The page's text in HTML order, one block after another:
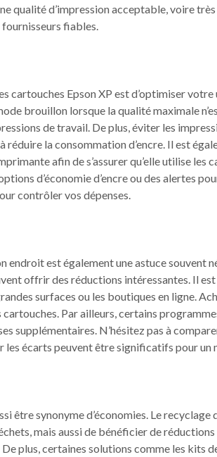
qualité d’impression acceptable, voire
fiables.
cartouches Epson XP est d’optimiser votre
brouillon lorsque la qualité maximale
de travail. De plus, éviter les
la consommation d’encre. Il est
afin de s’assurer qu’elle utilise les
d’économie d’encre ou des alertes
contrôler vos dépenses.
endroit est également une astuce souvent
offrir des réductions intéressantes. Il
surfaces ou les boutiques en ligne.
Par ailleurs, certains
supplémentaires. N’hésitez pas à
les écarts peuvent être significatifs pour un
être synonyme d’économies. Le recyclage
mais aussi de bénéficier de réductions
plus, certaines solutions comme les kits